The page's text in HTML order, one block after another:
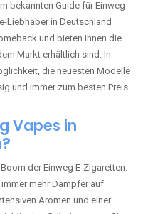
bekannten Guide für Einweg
Liebhaber in Deutschland
und bieten Ihnen die
Markt erhältlich sind. In
die neuesten Modelle
und immer zum besten Preis.
Vapes in
der Einweg E-Zigaretten.
mehr Dampfer auf
Aromen und einer